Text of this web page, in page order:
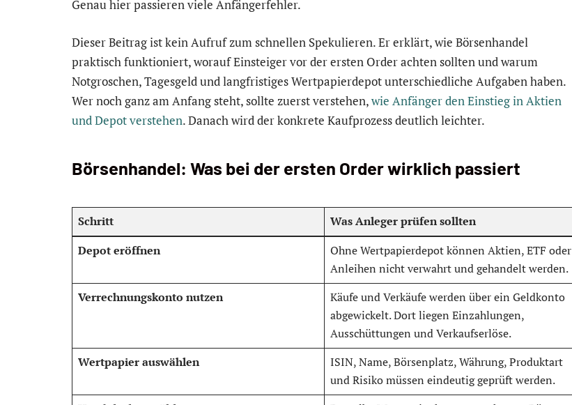
Genau hier passieren viele Anfängerfehler.
Dieser Beitrag ist kein Aufruf zum schnellen Spekulieren. Er erklärt, wie Börsenhandel
praktisch funktioniert, worauf Einsteiger vor der ersten Order achten sollten und warum
Notgroschen, Tagesgeld und langfristiges Wertpapierdepot unterschiedliche Aufgaben haben.
Wer noch ganz am Anfang steht, sollte zuerst verstehen,wie Anfänger den Einstieg in Aktien
und Depot verstehen. Danach wird der konkrete Kaufprozess deutlich leichter.
Börsenhandel: Was bei der ersten Order wirklich passiert
Schritt
Was Anleger prüfen sollten
Depot eröffnen
Ohne Wertpapierdepot können Aktien, ETF oder
Anleihen nicht verwahrt und gehandelt werden.
Verrechnungskonto nutzen
Käufe und Verkäufe werden über ein Geldkonto
abgewickelt. Dort liegen Einzahlungen,
Ausschüttungen und Verkaufserlöse.
Wertpapier auswählen
ISIN, Name, Börsenplatz, Währung, Produktart
und Risiko müssen eindeutig geprüft werden.